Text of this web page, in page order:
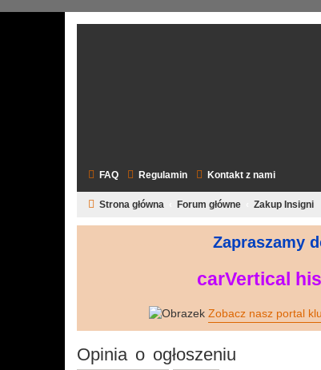
FAQ Regulamin Kontakt z nami
Strona główna Forum główne Zakup Insigni
Zapraszamy
carVertical
Zobacz nasz portal
Opinia o ogłoszeniu